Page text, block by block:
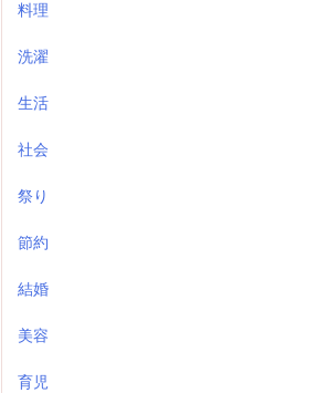
料理
洗濯
生活
社会
祭り
節約
結婚
美容
育児